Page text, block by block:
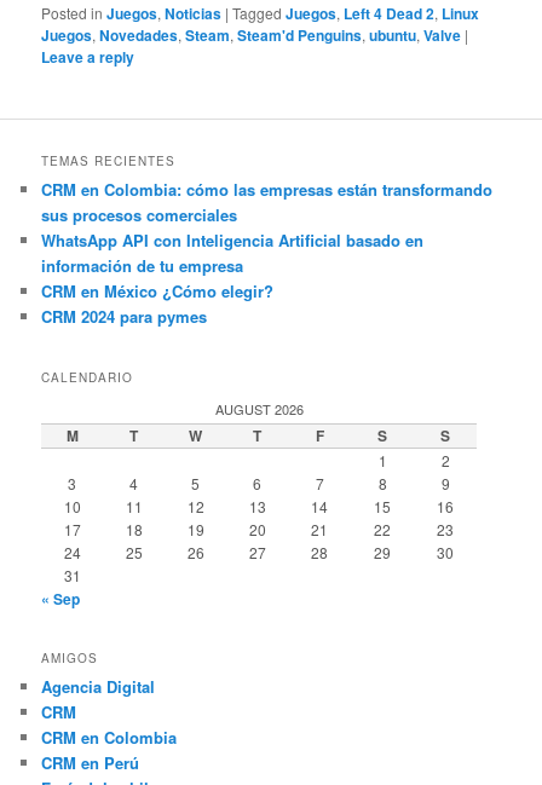
Posted in Juegos,Noticias |Tagged Juegos, Left 4 Dead 2, Linux
Juegos,Novedades,Steam,Steam'd Penguins,ubuntu,Valve |
Leave a reply
TEMAS RECIENTES
CRM en Colombia: cómo las empresas están transformando
sus procesos comerciales
WhatsApp API con Inteligencia Artificial basado en
información de tu empresa
CRM en México ¿Cómo elegir?
CRM 2024 para pymes
CALENDARIO
AUGUST 2026
M T W T F S S
1
2
3
4 5 6 7 8
9
10
11 12 13 14 15
16
17
18 19 20 21 22
23
24
25 26 27 28 29
30
31
« Sep
AMIGOS
Agencia Digital
CRM
CRM en Colombia
CRM en Perú